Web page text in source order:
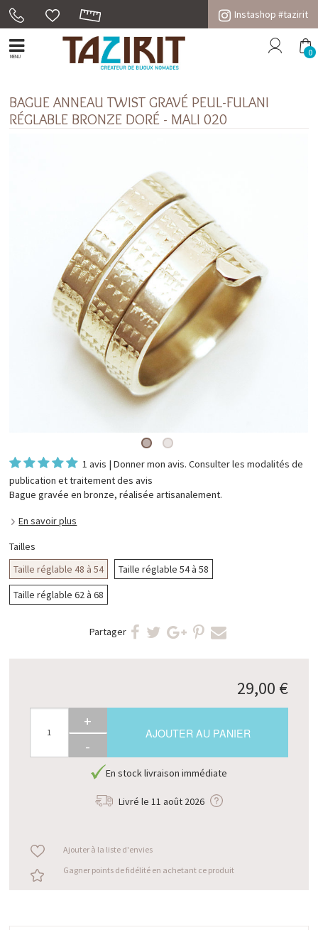
Instashop #tazirit
MENU 0
BAGUE ANNEAU TWIST GRAVÉ PEUL-FULANI
RÉGLABLE BRONZE DORÉ - MALI 020
1 avis |Donner mon avis. Consulter lesmodalités de
publication et traitement des avis
Bague gravée en bronze, réalisée artisanalement.
En savoir plus
Tailles
Taille réglable 48 à 54
Taille réglable 54 à 58
Taille réglable 62 à 68
Partager
29,00 €
+
-
AJOUTER AU PANIER
En stock livraison immédiate
Livré le 11 août 2026
Ajouter à la liste d'envies
Gagner points de fidélité en achetant ce produit